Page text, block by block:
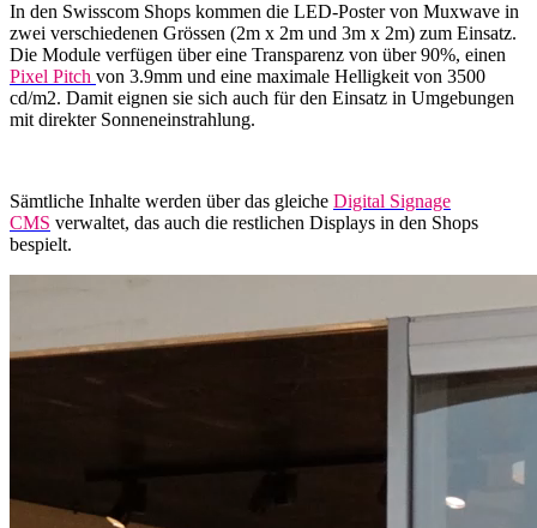
In den Swisscom Shops kommen die LED-Poster von Muxwave in
zwei verschiedenen Grössen (2m x 2m und 3m x 2m) zum Einsatz.
Die Module verfügen über eine Transparenz von über 90%, einen
Pixel Pitch von 3.9mm und eine maximale Helligkeit von 3500
cd/m2. Damit eignen sie sich auch für den Einsatz in Umgebungen
mit direkter Sonneneinstrahlung.
Sämtliche Inhalte werden über das gleiche Digital Signage
CMS verwaltet, das auch die restlichen Displays in den Shops
bespielt.​